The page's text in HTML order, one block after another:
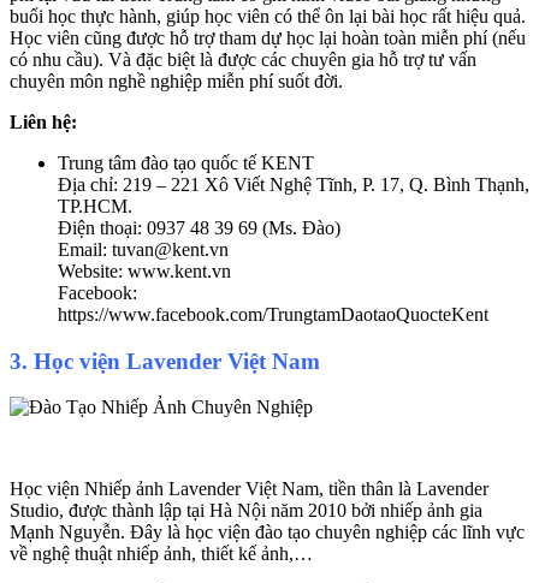
buổi học thực hành, giúp học viên có thể ôn lại bài học rất hiệu quả.
Học viên cũng được hỗ trợ tham dự học lại hoàn toàn miễn phí (nếu
có nhu cầu). Và đặc biệt là được các chuyên gia hỗ trợ tư vấn
chuyên môn nghề nghiệp miễn phí suốt đời.
Liên hệ:
Trung tâm đào tạo quốc tế KENT
Địa chỉ: 219 – 221 Xô Viết Nghệ Tĩnh, P. 17, Q. Bình Thạnh,
TP.HCM.
Điện thoại: 0937 48 39 69 (Ms. Đào)
Email: tuvan@kent.vn
Website: www.kent.vn
Facebook:
https://www.facebook.com/TrungtamDaotaoQuocteKent
3. Học viện Lavender Việt Nam
Học viện Nhiếp ảnh Lavender Việt Nam, tiền thân là Lavender
Studio, được thành lập tại Hà Nội năm 2010 bởi nhiếp ảnh gia
Mạnh Nguyễn. Đây là học viện đào tạo chuyên nghiệp các lĩnh vực
về nghệ thuật nhiếp ảnh, thiết kế ảnh,…